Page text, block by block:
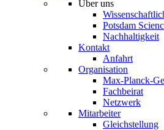
Über uns
Potsdam
Nachhaltigkeit
Kontakt
Anfahrt
Organisation
Max-Planck-
Fachbeirat
Netzwerk
Mitarbeiter
Gleichstellung